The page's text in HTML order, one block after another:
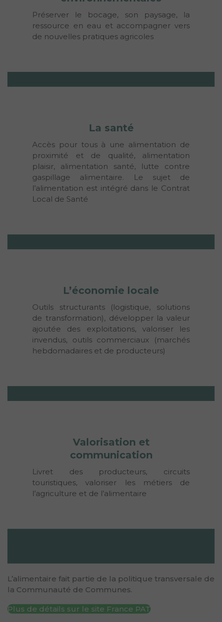
Préserver le bocage, son paysage, la
ressource en eau et accompagner vers
de nouvelles pratiques agricoles
La santé
Accès pour tous à une alimentation de
proximité et de qualité, alimentation
plaisir, alimentation santé, lutte contre
gaspillage alimentaire. Le sujet de
l’alimentation est intégré dans le Contrat
Local de Santé
L’économie locale
Outils structurants (logistique, solutions
de transformation), développer la valeur
ajoutée des exploitations, valoriser les
invendus, outils commerciaux (marchés
hebdomadaires et de producteurs)
Valorisation et
communication
Livret des producteurs, circuits
touristiques, valoriser les métiers de
l’agriculture et de l’alimentaire
L’alimentaire fait partie de la politique transversale de
la Communauté de Communes.
Plus de détails sur le site France PAT